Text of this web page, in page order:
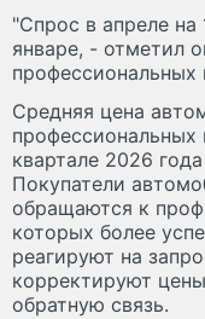
"Cпрос в апреле
январе, - отметил
Средняя цена
профессиональных
квартале 2026
Покупатели
обращаются к
которых более
реагируют на
корректируют
обратную связь.